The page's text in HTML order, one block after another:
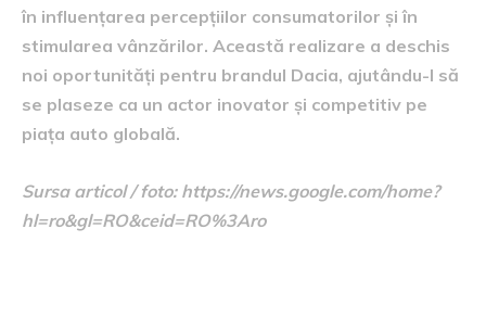
în influențarea percepțiilor consumatorilor și în
stimularea vânzărilor. Această realizare a deschis
noi oportunități pentru brandul Dacia, ajutându-l să
se plaseze ca un actor inovator și competitiv pe
piața auto globală.
Sursa articol / foto: https://news.google.com/home?
hl=ro&gl=RO&ceid=RO%3Aro